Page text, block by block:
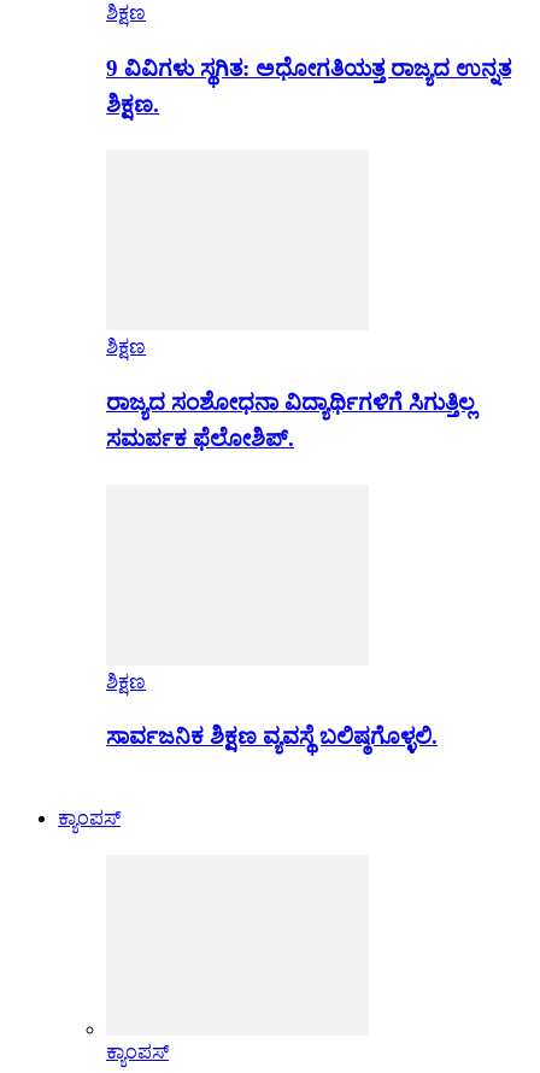
ಶಿಕ್ಷಣ
9 ವಿವಿಗಳು ಸ್ಥಗಿತ: ಅಧೋಗತಿಯತ್ತ ರಾಜ್ಯದ ಉನ್ನತ
ಶಿಕ್ಷಣ.
ಶಿಕ್ಷಣ
ರಾಜ್ಯದ ಸಂಶೋಧನಾ ವಿದ್ಯಾರ್ಥಿಗಳಿಗೆ ಸಿಗುತ್ತಿಲ್ಲ
ಸಮರ್ಪಕ ಫೆಲೋಶಿಪ್.
ಶಿಕ್ಷಣ
ಸಾರ್ವಜನಿಕ ಶಿಕ್ಷಣ ವ್ಯವಸ್ಥೆ ಬಲಿಷ್ಠಗೊಳ್ಳಲಿ.
ಕ್ಯಾಂಪಸ್
ಕ್ಯಾಂಪಸ್